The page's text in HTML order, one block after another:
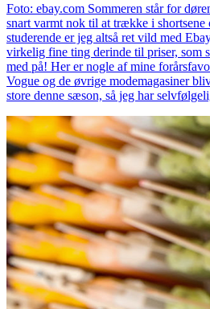
Foto: ebay.com Sommeren står for
snart varmt nok til at trække i shortsene
studerende er jeg altså ret vild med
virkelig fine ting derinde til priser, som
med på! Her er nogle af mine
Vogue og de øvrige modemagasiner
store denne sæson, så jeg har